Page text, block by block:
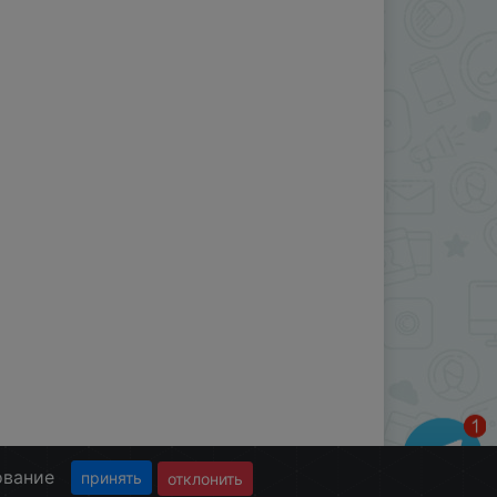
принять отклонить